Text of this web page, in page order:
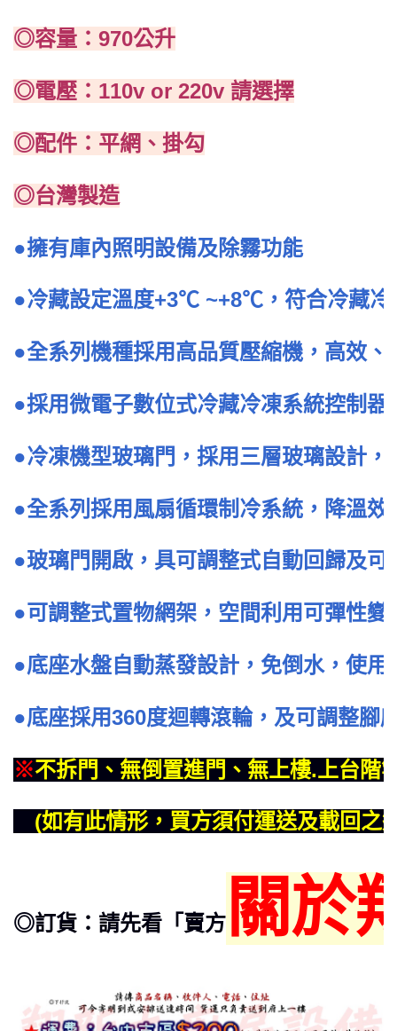
◎容量：970公升
◎電壓：110v or 220v 請選擇
◎配件：平網、掛勾
◎台灣製造
●擁有庫內照明設備及除霧功能
●冷藏設定溫度+3℃ ~+8℃，符合冷藏冷
●全系列機種採用高品質壓縮機，高效、
●採用微電子數位式冷藏冷凍系統控制器
●冷凍機型玻璃門，採用三層玻璃設計
●全系列採用風扇循環制冷系統，降溫
●玻璃門開啟，具可調整式自動回歸及
●可調整式置物網架，空間利用可彈性變
●底座水盤自動蒸發設計，免倒水，使用
●底座採用360度迴轉滾輪，及可調整腳
※不拆門、無倒置進門、無上樓.上台階
(如有此情形，買方須付運送及載回之
◎訂貨：請先看「賣方 關於